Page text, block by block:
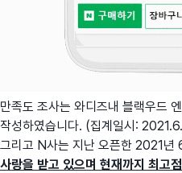
만족도 조사는 와디즈내 블랙우드
작성하였습니다. (집계일시:
그리고 N사는 지난 오픈한 2021년
사랑을 받고 있으며 현재까지 최고점